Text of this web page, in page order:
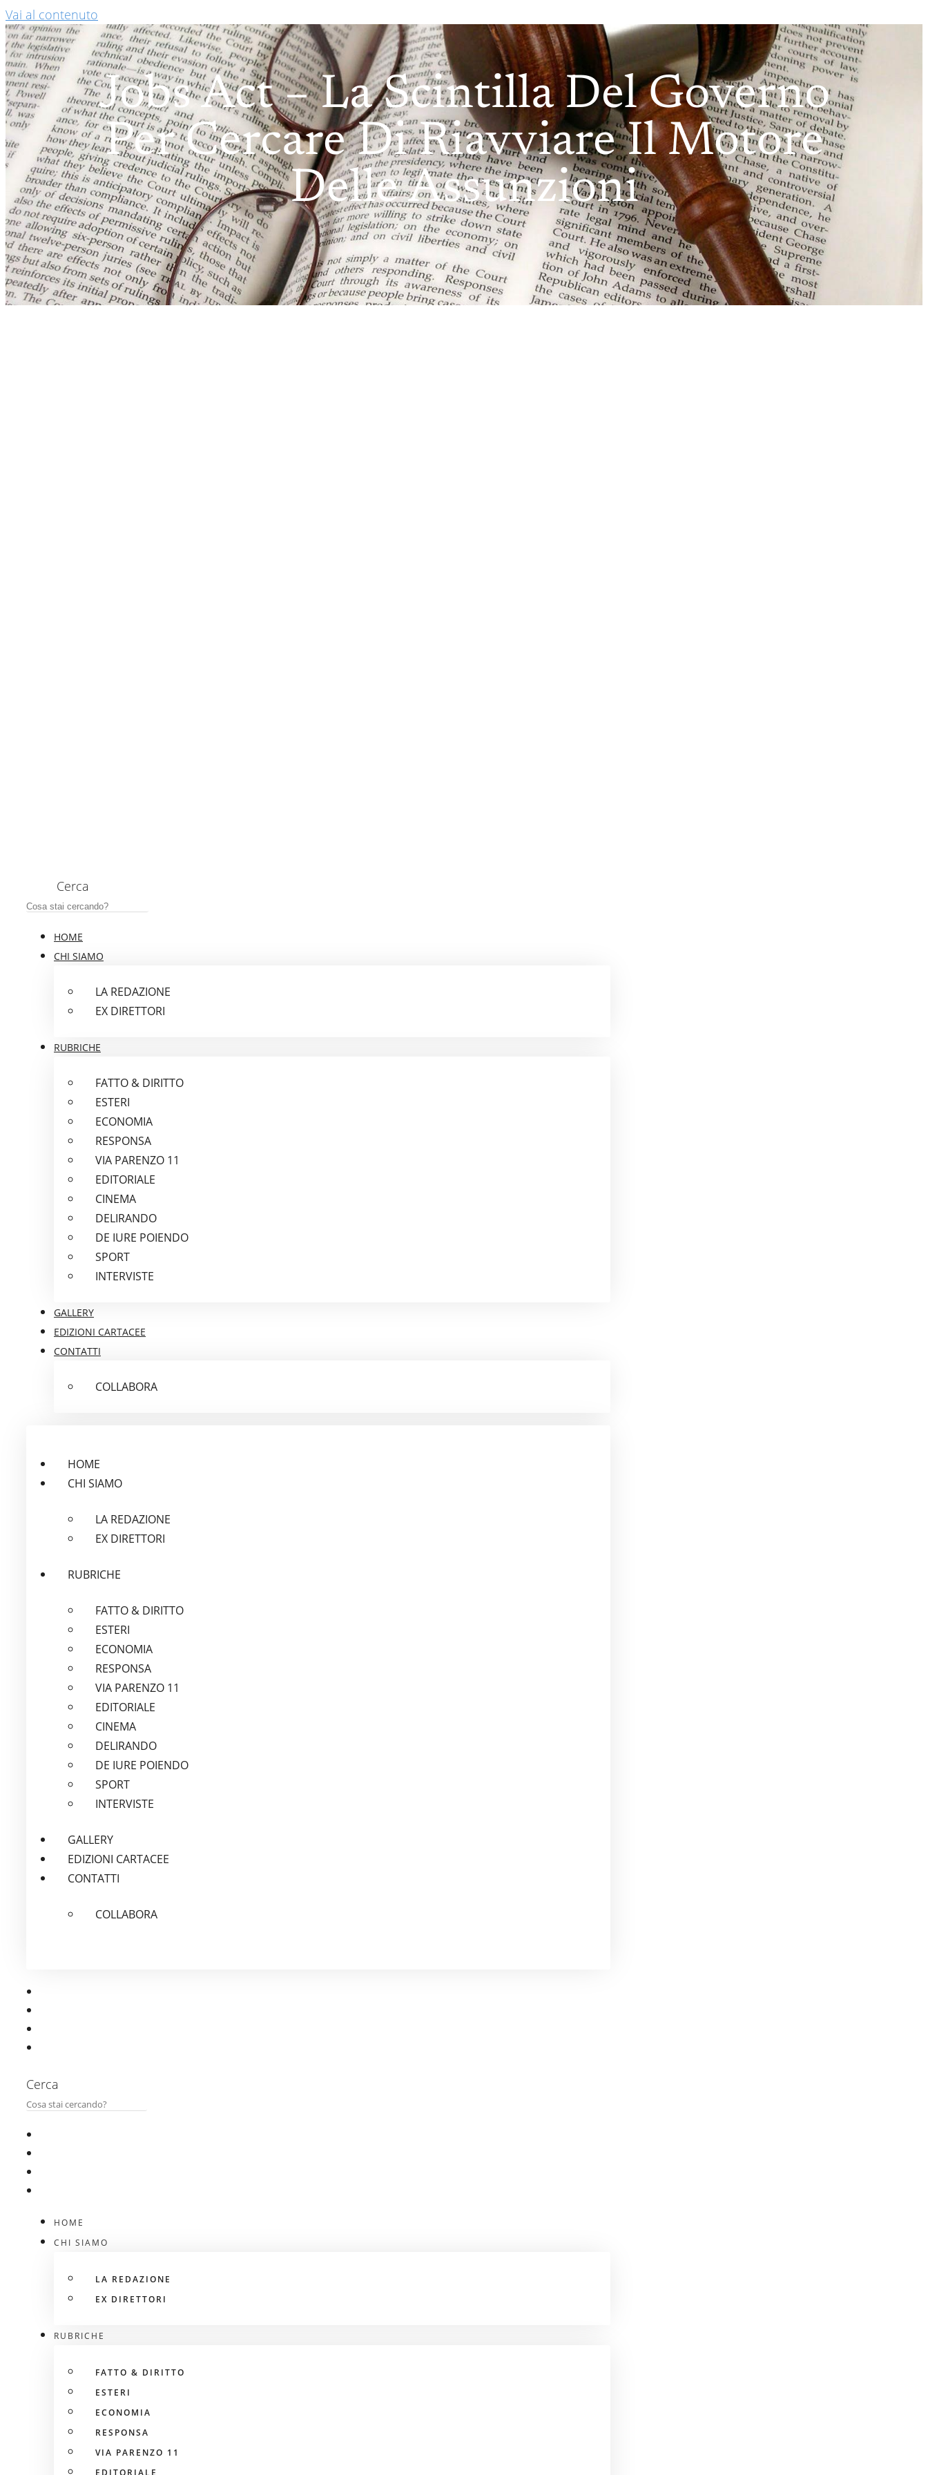
Vai al contenuto
Jobs Act – La Scintilla Del Governo
Per Cercare Di Riavviare Il Motore
Delle Assunzioni
Cerca
HOME
CHI SIAMO
LA REDAZIONE
EX DIRETTORI
RUBRICHE
FATTO & DIRITTO
ESTERI
ECONOMIA
RESPONSA
VIA PARENZO 11
EDITORIALE
CINEMA
DELIRANDO
DE IURE POIENDO
SPORT
INTERVISTE
GALLERY
EDIZIONI CARTACEE
CONTATTI
COLLABORA
HOME
CHI SIAMO
LA REDAZIONE
EX DIRETTORI
RUBRICHE
FATTO & DIRITTO
ESTERI
ECONOMIA
RESPONSA
VIA PARENZO 11
EDITORIALE
CINEMA
DELIRANDO
DE IURE POIENDO
SPORT
INTERVISTE
GALLERY
EDIZIONI CARTACEE
CONTATTI
COLLABORA
Cerca
HOME
CHI SIAMO
LA REDAZIONE
EX DIRETTORI
RUBRICHE
FATTO & DIRITTO
ESTERI
ECONOMIA
RESPONSA
VIA PARENZO 11
EDITORIALE